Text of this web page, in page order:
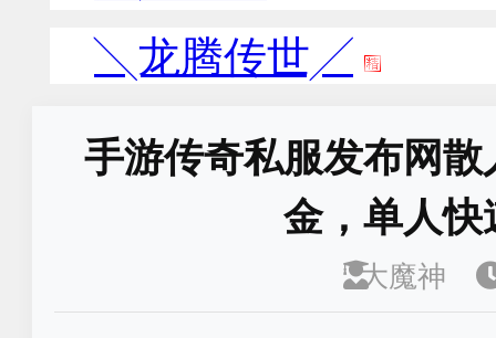
手游传奇私服发布网
金，单人快
大魔神